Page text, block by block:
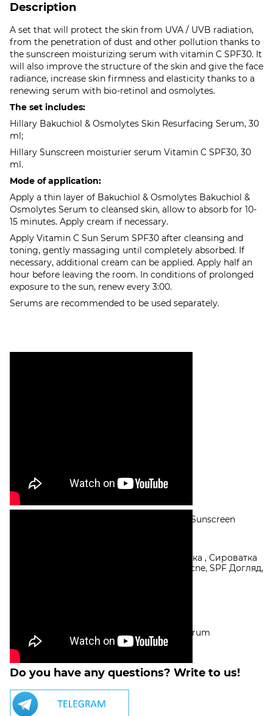
Description
A set that will protect the skin from UVA / UVB radiation,
from the penetration of dust and other pollution thanks to
the sunscreen moisturizing serum with vitamin C SPF30. It
will also improve the structure of the skin and give the face
radiance, increase skin firmness and elasticity thanks to a
renewing serum with bio-retinol and osmolytes.
The set includes:
Hillary Bakuchiol & Osmolytes Skin Resurfacing Serum, 30
ml;
Hillary Sunscreen moisturier serum Vitamin C SPF30, 30
ml.
Mode of application:
Apply a thin layer of Bakuchiol & Osmolytes Bakuchiol &
Osmolytes Serum to cleansed skin, allow to absorb for 10-
15 minutes. Apply cream if necessary.
Apply Vitamin C Sun Serum SPF30 after cleansing and
toning, gently massaging until completely absorbed. If
necessary, additional cream can be applied. Apply half an
hour before leaving the room. In conditions of prolonged
exposure to the sun, renew every 3:00.
Serums are recommended to be used separately.
Series
Serums and face masks, Sunscreen
Оновлювальна сироватка , Сироватка
з біо-ретинолом, Post acne, SPF Догляд,
included
SPF serum, Bakuchiol Serum
Do you have any questions? Write to us!